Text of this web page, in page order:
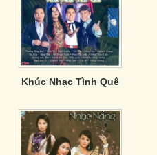
Khúc Nhạc Tình Quê